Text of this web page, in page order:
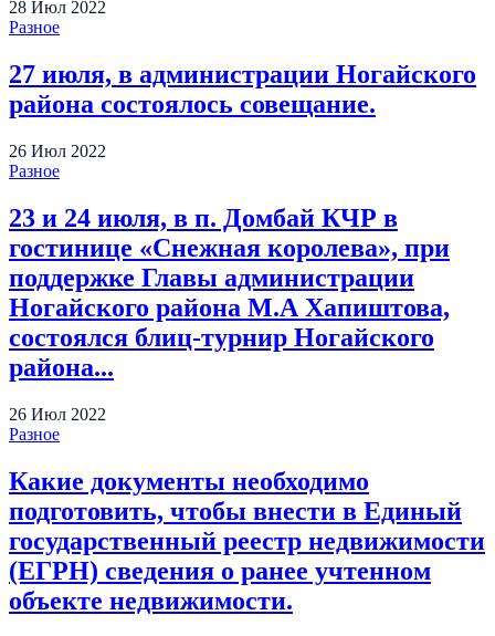
28 Июл 2022
Разное
27 июля, в администрации Ногайского
района состоялось совещание.
26 Июл 2022
Разное
23 и 24 июля, в п. Домбай КЧР в
гостинице «Снежная королева», при
поддержке Главы администрации
Ногайского района М.А Хапиштова,
состоялся блиц-турнир Ногайского
района...
26 Июл 2022
Разное
Какие документы необходимо
подготовить, чтобы внести в Единый
государственный реестр недвижимости
(ЕГРН) сведения о ранее учтенном
объекте недвижимости.